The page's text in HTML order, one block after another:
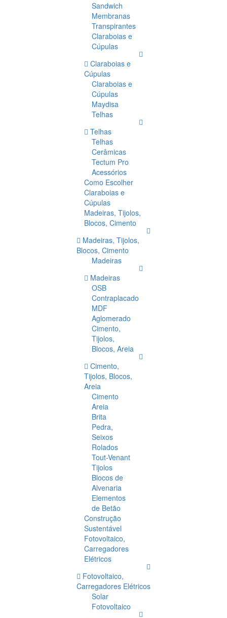
Sandwich
Membranas
Transpirantes
Claraboias e
Cúpulas
Claraboias e
Cúpulas
Claraboias e
Cúpulas
Maydisa
Telhas
Telhas
Telhas
Cerâmicas
Tectum Pro
Acessórios
Como Escolher
Claraboias e
Cúpulas
Madeiras, Tijolos,
Blocos, Cimento
Madeiras, Tijolos,
Blocos, Cimento
Madeiras
Madeiras
OSB
Contraplacado
MDF
Aglomerado
Cimento,
Tijolos,
Blocos, Areia
Cimento,
Tijolos, Blocos,
Areia
Cimento
Areia
Brita
Pedra,
Seixos
Rolados
Tout-Venant
Tijolos
Blocos de
Alvenaria
Elementos
de Betão
Construção
Sustentável
Fotovoltaico,
Carregadores
Elétricos
Fotovoltaico,
Carregadores Elétricos
Solar
Fotovoltaico